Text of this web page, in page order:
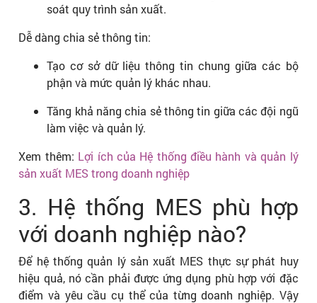
soát quy trình sản xuất.
Dễ dàng chia sẻ thông tin:
Tạo cơ sở dữ liệu thông tin chung giữa các bộ
phận và mức quản lý khác nhau.
Tăng khả năng chia sẻ thông tin giữa các đội ngũ
làm việc và quản lý.
Xem thêm: Lợi ích của Hệ thống điều hành và quản lý
sản xuất MES trong doanh nghiệp
3. Hệ thống MES phù hợp
với doanh nghiệp nào?
Để hệ thống quản lý sản xuất MES thực sự phát huy
hiệu quả, nó cần phải được ứng dụng phù hợp với đặc
điểm và yêu cầu cụ thể của từng doanh nghiệp. Vậy